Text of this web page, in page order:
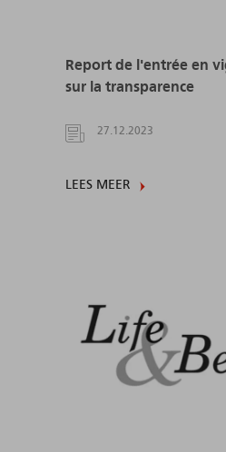
Report de l'entrée en
sur la transparence
27.12.2023
LEES MEER